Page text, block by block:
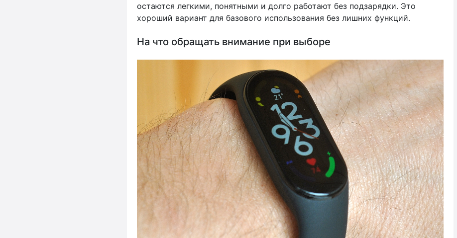
остаются легкими, понятными и долго работают без подзарядки. Это
хороший вариант для базового использования без лишних функций.
На что обращать внимание при выборе